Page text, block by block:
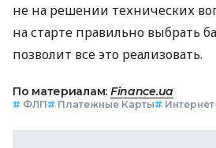
не на решении технических
на старте правильно выбрать
позволит все это реализовать.
По материалам: Finance.ua
# ФЛП# Платежные Карты#